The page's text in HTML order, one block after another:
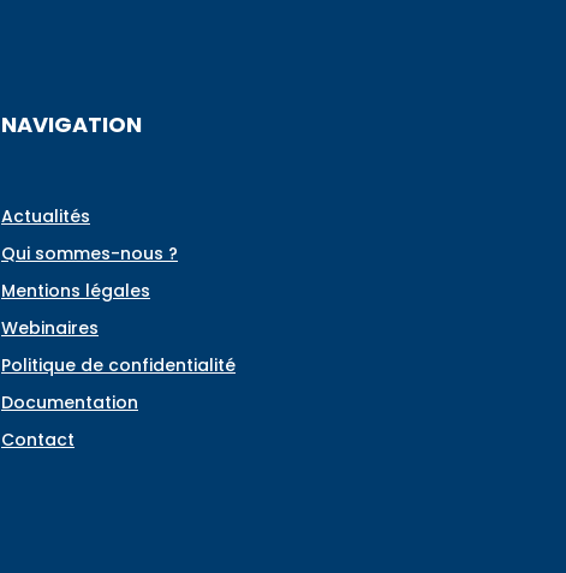
NAVIGATION
Actualités
Qui sommes-nous ?
Mentions légales
Webinaires
Politique de confidentialité
Documentation
Contact